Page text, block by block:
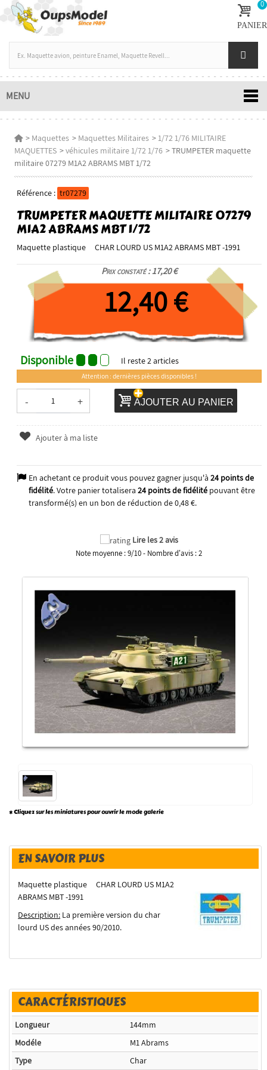
0
PANIER
MENU
> Maquettes > Maquettes Militaires >1/72 1/76 MILITAIRE
MAQUETTES >véhicules militaire 1/72 1/76 >TRUMPETER maquette
militaire 07279 M1A2 ABRAMS MBT 1/72
Référence : tr07279
TRUMPETER MAQUETTE MILITAIRE 07279
M1A2 ABRAMS MBT 1/72
Maquette plastique CHAR LOURD US M1A2 ABRAMS MBT -1991
Prix constaté : 17,20 €
12,40 €
Disponible Il reste2articles
Attention : dernières pièces disponibles !
- + AJOUTER AU PANIER
Ajouter à ma liste
En achetant ce produit vous pouvez gagner jusqu'à 24points de
fidélité. Votre panier totalisera 24points de fidélitépouvant être
transformé(s) en un bon de réduction de0,48 €.
Lire les 2 avis
Note moyenne :9/10- Nombre d'avis :2
* Cliquez sur les miniatures pour ouvrir le mode galerie
EN SAVOIR PLUS
Maquette plastique CHAR LOURD US M1A2
ABRAMS MBT -1991
Description: La première version du char
lourd US des années 90/2010.
CARACTÉRISTIQUES
Longueur
144mm
Modéle
M1 Abrams
Type
Char